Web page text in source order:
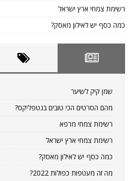
רשימת צמחי ארץ ישראל
כמה כסף יש לאילון מאסק?
שמן קיק לשיער
מהם הסרטים הכי טובים בנטפליקס?
רשימת צמחי מרפא
רשימת צמחי ארץ ישראל
כמה כסף יש לאילון מאסק?
מה זה מעטפות כפולות 2022?